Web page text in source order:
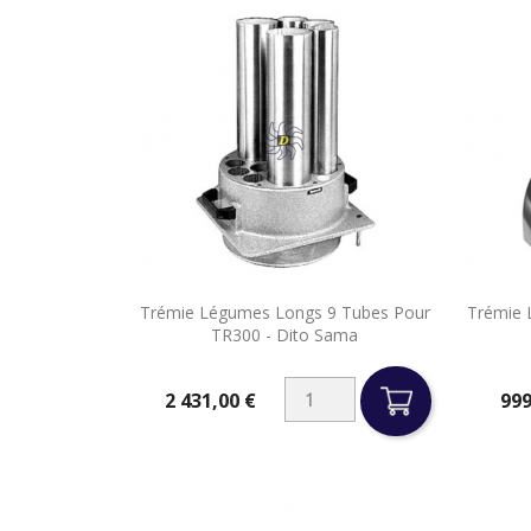
Trémie Légumes Longs 9 Tubes Pour
TR300 - Dito Sama
Prix2 431,00 €
Aperçu rapide Trémie